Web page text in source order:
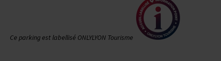
Ce parking est labellisé ONLYLYON Tourisme